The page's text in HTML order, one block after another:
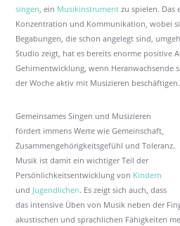
singen , ein Musikinstrument zu spielen. Das
Konzentration und Kommunikation, wobei
Begabungen, die schon angelegt sind,
Studio zeigt, hat es bereits enorme positive
Gehirnentwicklung, wenn Heranwachsende
der Woche aktiv mit Musizieren beschäftigen.
Gemeinsames Singen und Musizieren
fördert immens Werte wie Gemeinschaft,
Zusammengehörigkeitsgefühl und Toleranz.
Musik ist damit ein wichtiger Teil der
Persönlichkeitsentwicklung von Kindern
und Jugendlichen. Es zeigt sich auch, dass
das intensive Üben von Musik neben der
akustischen und sprachlichen Fähigkeiten